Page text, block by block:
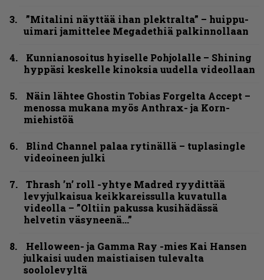
”Mitalini näyttää ihan plektralta” – huippu-
uimari jamittelee Megadethiä palkinnollaan
Kunnianosoitus hyiselle Pohjolalle – Shining
hyppäsi keskelle kinoksia uudella videollaan
Näin lähtee Ghostin Tobias Forgelta Accept –
menossa mukana myös Anthrax- ja Korn-
miehistöä
Blind Channel palaa rytinällä – tuplasingle
videoineen julki
Thrash ’n’ roll -yhtye Madred ryydittää
levyjulkaisua keikkareissulla kuvatulla
videolla – ”Oltiin pakussa kusihädässä
helvetin väsyneenä…”
Helloween- ja Gamma Ray -mies Kai Hansen
julkaisi uuden maistiaisen tulevalta
soololevyltä